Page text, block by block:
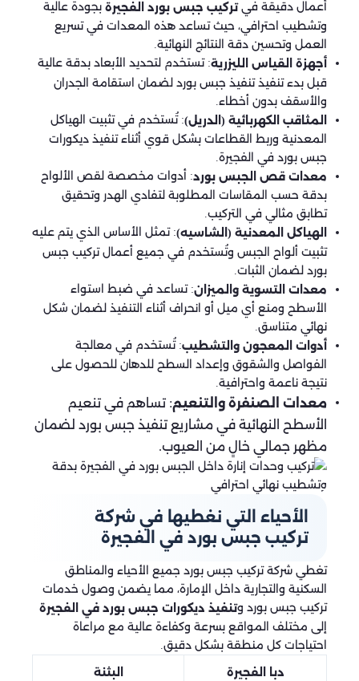
أعمال دقيقة فيتركيب جبس بورد الفجيرة بجودة عالية
وتشطيب احترافي، حيث تساعد هذه المعدات في تسريع
العمل وتحسين دقة النتائج النهائية.
أجهزة القياس الليزرية: تستخدم لتحديد الأبعاد بدقة عالية
قبل بدء تنفيذ تنفيذ جبس بورد لضمان استقامة الجدران
والأسقف بدون أخطاء.
المثاقب الكهربائية (الدريل): تُستخدم في تثبيت الهياكل
المعدنية وربط القطاعات بشكل قوي أثناء تنفيذ ديكورات
جبس بورد في الفجيرة.
معدات قص الجبس بورد: أدوات مخصصة لقص الألواح
بدقة حسب المقاسات المطلوبة لتفادي الهدر وتحقيق
تطابق مثالي في التركيب.
الهياكل المعدنية (الشاسيه): تمثل الأساس الذي يتم عليه
تثبيت ألواح الجبس وتُستخدم في جميع أعمال تركيب جبس
بورد لضمان الثبات.
معدات التسوية والميزان: تساعد في ضبط استواء
الأسطح ومنع أي ميل أو انحراف أثناء التنفيذ لضمان شكل
نهائي متناسق.
أدوات المعجون والتشطيب: تُستخدم في معالجة
الفواصل والشقوق وإعداد السطح للدهان للحصول على
نتيجة ناعمة واحترافية.
معدات الصنفرة والتنعيم: تساهم في تنعيم
الأسطح النهائية في مشاريع تنفيذ جبس بورد لضمان
مظهر جمالي خالٍ من العيوب.
الأحياء التي نغطيها في شركة
تركيب جبس بورد في الفجيرة
تغطي شركة تركيب جبس بورد جميع الأحياء والمناطق
السكنية والتجارية داخل الإمارة، مما يضمن وصول خدمات
تركيب جبس بورد وتنفيذ ديكورات جبس بورد في الفجيرة
إلى مختلف المواقع بسرعة وكفاءة عالية مع مراعاة
احتياجات كل منطقة بشكل دقيق.
دبا الفجيرة البثنة